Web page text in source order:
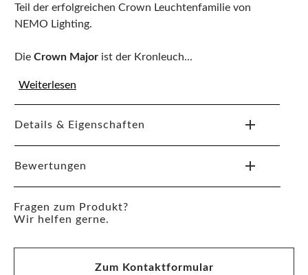
Teil der erfolgreichen Crown Leuchtenfamilie von
NEMO Lighting.
Die Crown Major ist der Kronleuch...
Weiterlesen
Details & Eigenschaften
Bewertungen
Fragen zum Produkt?
Wir helfen gerne.
Zum Kontaktformular